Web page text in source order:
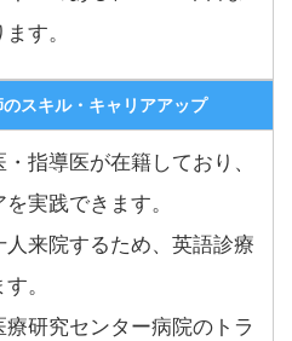
す。
スキル・キャリアアップ
指導医が在籍しており、
実践できます。
人来院するため、英語診療
。
療研究センター病院のトラ